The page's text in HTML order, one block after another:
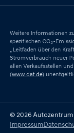
Weitere Informationen
spezifischen CO₂-
„Leitfaden über den
Stromverbrauch neuer
allen Verkaufsstellen
(www.dat.de)
© 2026 Autozentrum
Impressum